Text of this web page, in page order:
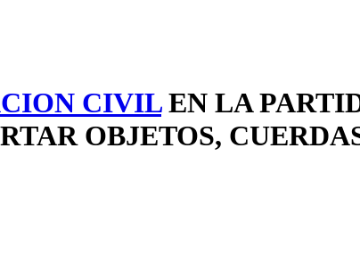
CIVILEN LA
OBJETOS,